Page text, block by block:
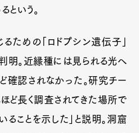
という。
ための「ロドプシン遺伝子」
明。近縁種には見られる光へ
確認されなかった。研究チー
ど長く調査されてきた場所で
ことを示した」と説明。洞窟